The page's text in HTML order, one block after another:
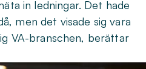
in ledningar. Det hade
men det visade sig vara
VA-branschen, berättar